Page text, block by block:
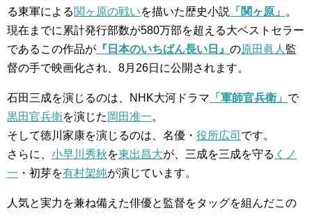
る東軍による関ヶ原の戦いを描いた歴史小説 「関ヶ原」 。
現在までに累計発行部数が580万部を超える大ベストセラー
であるこの作品が 『日本のいちばん長い日』 の原田眞人 監
督の手で映画化され、8月26日に公開されます。
石田三成を演じるのは、NHK大河ドラマ 「軍師官兵衛」 で
黒田官兵衛を演じた 岡田准一。
そして徳川家康を演じるのは、名優・ 役所広司 です。
さらに、 小早川秀秋を東出昌大が、三成を三成を守る くノ
一 ・初芽を有村架純が演じています。
人気と実力を兼ね備えた俳優と監督をタッグを組んだこの